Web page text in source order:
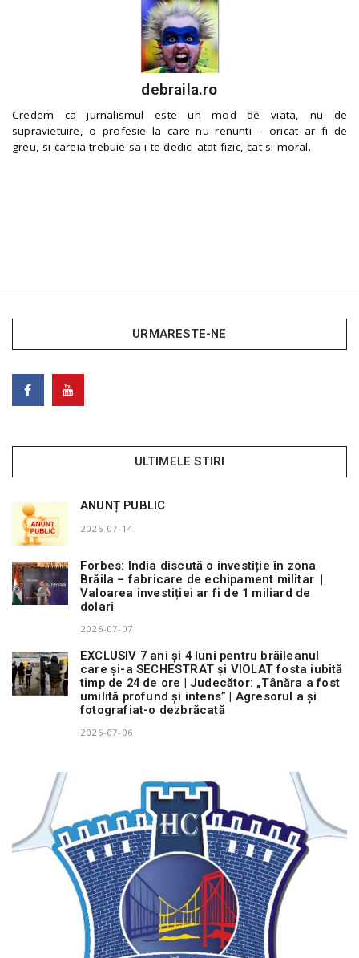
debraila.ro
Credem ca jurnalismul este un mod de viata, nu de
supravietuire, o profesie la care nu renunti – oricat ar fi de
greu, si careia trebuie sa i te dedici atat fizic, cat si moral.
URMARESTE-NE
ULTIMELE STIRI
ANUNȚ PUBLIC
2026-07-14
Forbes: India discută o investiție în zona
Brăila – fabricare de echipament militar |
Valoarea investiției ar fi de 1 miliard de
dolari
2026-07-07
EXCLUSIV 7 ani și 4 luni pentru brăileanul
care și-a SECHESTRAT și VIOLAT fosta iubită
timp de 24 de ore | Judecător: „Tânăra a fost
umilită profund și intens” | Agresorul a și
fotografiat-o dezbrăcată
2026-07-06